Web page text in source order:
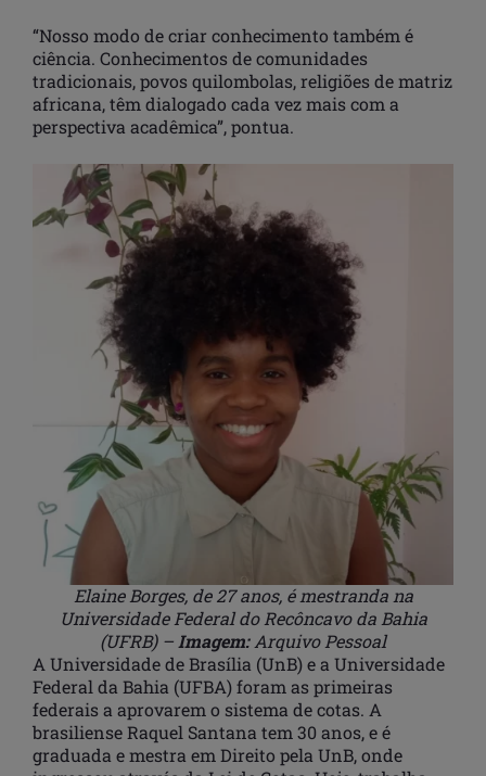
“Nosso modo de criar conhecimento também é
ciência. Conhecimentos de comunidades
tradicionais, povos quilombolas, religiões de matriz
africana, têm dialogado cada vez mais com a
perspectiva acadêmica”, pontua.
Elaine Borges, de 27 anos, é mestranda na
Universidade Federal do Recôncavo da Bahia
(UFRB) –Imagem:Arquivo Pessoal
A Universidade de Brasília (UnB) e a Universidade
Federal da Bahia (UFBA) foram as primeiras
federais a aprovarem o sistema de cotas. A
brasiliense Raquel Santana tem 30 anos, e é
graduada e mestra em Direito pela UnB, onde